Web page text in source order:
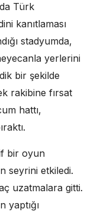
Türk
kanıtlaması
stadyumda,
yerlerini
bir şekilde
rakibine fırsat
hattı,
bir oyun
seyrini etkiledi.
uzatmalara gitti.
yaptığı